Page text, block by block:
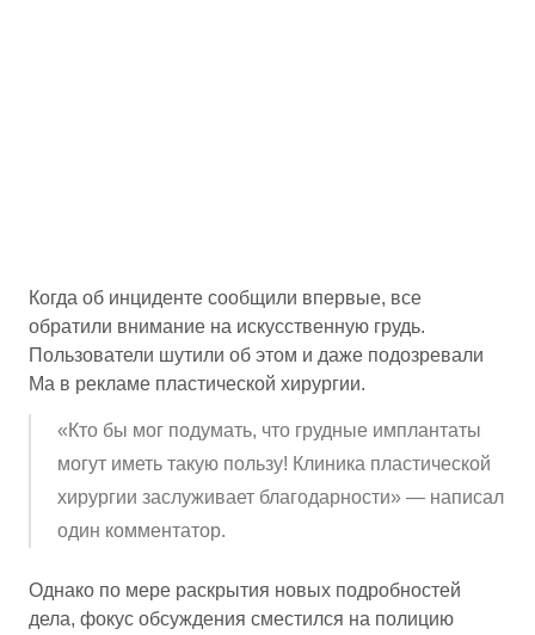
Когда об инциденте сообщили впервые, все
обратили внимание на искусственную грудь.
Пользователи шутили об этом и даже подозревали
Ма в рекламе пластической хирургии.
«Кто бы мог подумать, что грудные имплантаты
могут иметь такую пользу! Клиника пластической
хирургии заслуживает благодарности» — написал
один комментатор.
Однако по мере раскрытия новых подробностей
дела, фокус обсуждения сместился на полицию